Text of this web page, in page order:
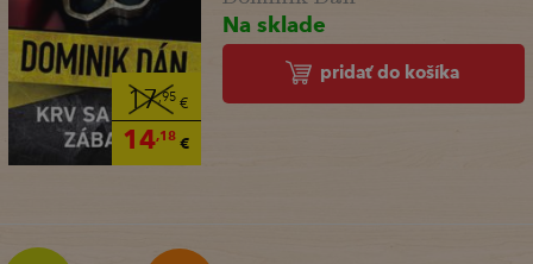
17,95€
14,18€
Na sklade
pridať do košíka